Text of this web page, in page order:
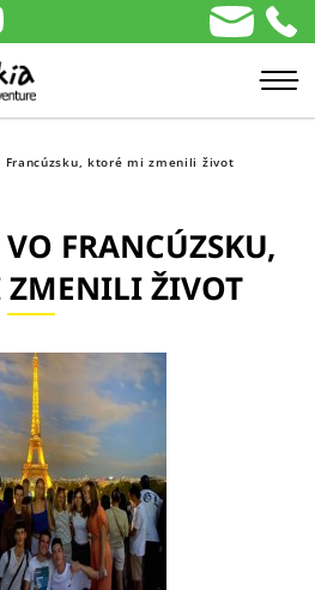
Francúzsku, ktoré mi zmenili život
FRANCÚZSKU,
ZMENILI ŽIVOT